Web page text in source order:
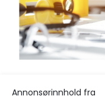
Annonsørinnhold fra